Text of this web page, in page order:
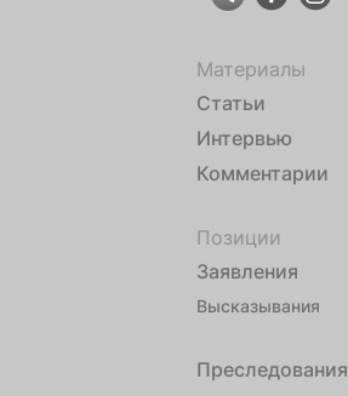
Материалы
Статьи
Интервью
Комментарии
Позиции
Заявления
Высказывания
Преследования